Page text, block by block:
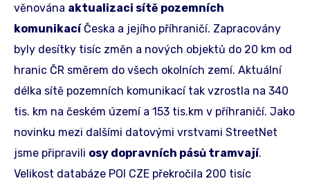
věnována aktualizaci sítě pozemních
komunikacíČeska a jejího příhraničí. Zapracovány
byly desítky tisíc změn a nových objektů do 20 km od
hranic ČR směrem do všech okolních zemí. Aktuální
délka sítě pozemních komunikací tak vzrostla na 340
tis. km na českém území a 153 tis.km v příhraničí. Jako
novinku mezi dalšími datovými vrstvami StreetNet
jsme připravili osy dopravních pásů tramvají.
Velikost databáze POI CZE překročila 200 tisíc